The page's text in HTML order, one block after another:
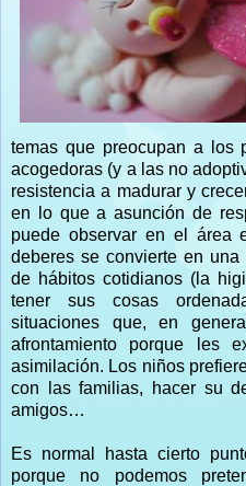
temas que preocupan a los
acogedoras (y a las no
resistencia a madurar y
en lo que a asunción de
puede observar en el área
deberes se convierte en
de hábitos cotidianos (la
tener sus cosas
situaciones que, en
afrontamiento porque les
asimilación. Los niños
con las familias, hacer su
amigos…
Es normal hasta cierto
porque no podemos